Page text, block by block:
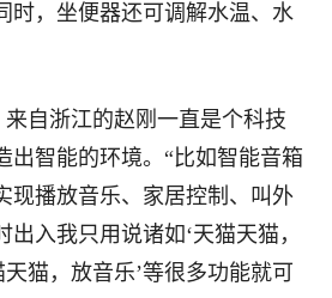
时，坐便器还可调解水温、水
浙江的赵刚一直是个科技
出智能的环境。“比如智能音箱
现播放音乐、家居控制、叫外
入我只用说诸如‘天猫天猫，
猫，放音乐’等很多功能就可